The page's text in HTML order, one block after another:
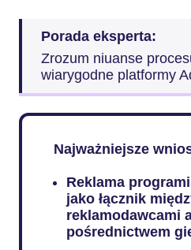
Porada eksperta:
Zrozum niuanse
wiarygodne platformy
Najważniejsze
Reklama
jako łącznik
reklamodawcami
pośrednictwem